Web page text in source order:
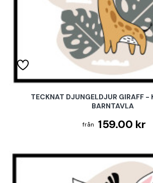
TECKNAT DJUNGELDJUR GIRAFF -
BARNTAVLA
159.00 kr